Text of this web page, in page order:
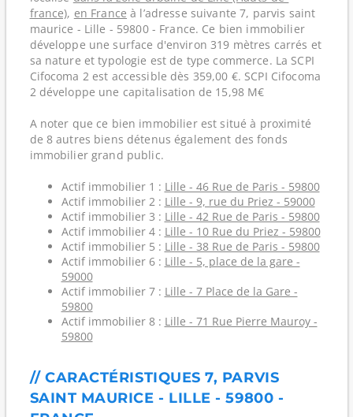
france), en France à l’adresse suivante 7, parvis saint
maurice - Lille - 59800 - France. Ce bien immobilier
développe une surface d'environ 319 mètres carrés et
sa nature et typologie est de type commerce. La SCPI
Cifocoma 2 est accessible dès 359,00 €. SCPI Cifocoma
2 développe une capitalisation de 15,98 M€
A noter que ce bien immobilier est situé à proximité
de 8 autres biens détenus également des fonds
immobilier grand public.
Actif immobilier 1 : Lille - 46 Rue de Paris - 59800
Actif immobilier 2 : Lille - 9, rue du Priez - 59000
Actif immobilier 3 : Lille - 42 Rue de Paris - 59800
Actif immobilier 4 : Lille - 10 Rue du Priez - 59800
Actif immobilier 5 : Lille - 38 Rue de Paris - 59800
Actif immobilier 6 : Lille - 5, place de la gare -
59000
Actif immobilier 7 : Lille - 7 Place de la Gare -
59800
Actif immobilier 8 : Lille - 71 Rue Pierre Mauroy -
59800
// CARACTÉRISTIQUES 7, PARVIS
SAINT MAURICE - LILLE - 59800 -